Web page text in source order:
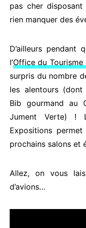
pas cher disposant
rien manquer des
D’ailleurs pendant
l’Office du Tourisme
surpris du nombre
les alentours (dont
Bib gourmand au
Jument Verte) !
Expositions
prochains salons et
Allez, on vous
d’avions…